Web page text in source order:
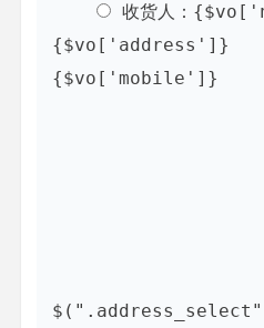
收货人：
{$vo['address']}
{$vo['mobile']}